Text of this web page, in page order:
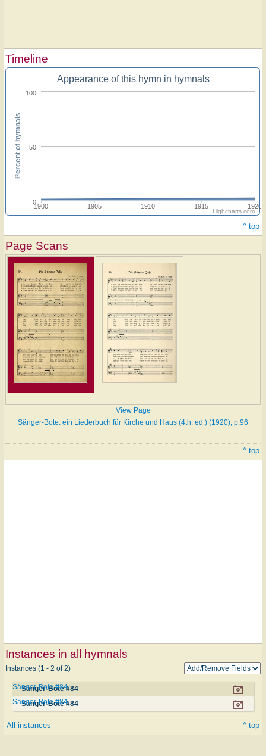
Timeline
Appearance of this hymn in hymnals
1900 1905 1910 1915 1920
0
50
100
Percent of hymnals
Highcharts.com
^ top
Page Scans
View Page
Sänger-Bote: ein Liederbuch für Kirche und Haus (4th. ed.) (1920), p.96
^ top
Instances in all hymnals
Instances (1 - 2 of 2)
Sänger-Bote #84
Sänger-Bote #84
Sänger-Bote #84
Sänger-Bote #84
All instances ^ top